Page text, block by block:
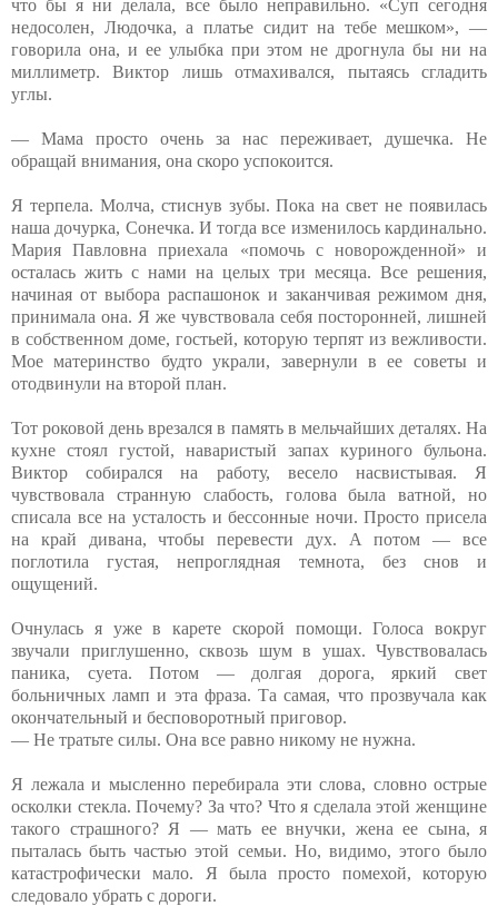
что бы я ни делала, все было неправильно. «Суп сегодня
недосолен, Людочка, а платье сидит на тебе мешком», —
говорила она, и ее улыбка при этом не дрогнула бы ни на
миллиметр. Виктор лишь отмахивался, пытаясь сгладить
углы.
— Мама просто очень за нас переживает, душечка. Не
обращай внимания, она скоро успокоится.
Я терпела. Молча, стиснув зубы. Пока на свет не появилась
наша дочурка, Сонечка. И тогда все изменилось кардинально.
Мария Павловна приехала «помочь с новорожденной» и
осталась жить с нами на целых три месяца. Все решения,
начиная от выбора распашонок и заканчивая режимом дня,
принимала она. Я же чувствовала себя посторонней, лишней
в собственном доме, гостьей, которую терпят из вежливости.
Мое материнство будто украли, завернули в ее советы и
отодвинули на второй план.
Тот роковой день врезался в память в мельчайших деталях. На
кухне стоял густой, наваристый запах куриного бульона.
Виктор собирался на работу, весело насвистывая. Я
чувствовала странную слабость, голова была ватной, но
списала все на усталость и бессонные ночи. Просто присела
на край дивана, чтобы перевести дух. А потом — все
поглотила густая, непроглядная темнота, без снов и
ощущений.
Очнулась я уже в карете скорой помощи. Голоса вокруг
звучали приглушенно, сквозь шум в ушах. Чувствовалась
паника, суета. Потом — долгая дорога, яркий свет
больничных ламп и эта фраза. Та самая, что прозвучала как
окончательный и бесповоротный приговор.
— Не тратьте силы. Она все равно никому не нужна.
Я лежала и мысленно перебирала эти слова, словно острые
осколки стекла. Почему? За что? Что я сделала этой женщине
такого страшного? Я — мать ее внучки, жена ее сына, я
пыталась быть частью этой семьи. Но, видимо, этого было
катастрофически мало. Я была просто помехой, которую
следовало убрать с дороги.